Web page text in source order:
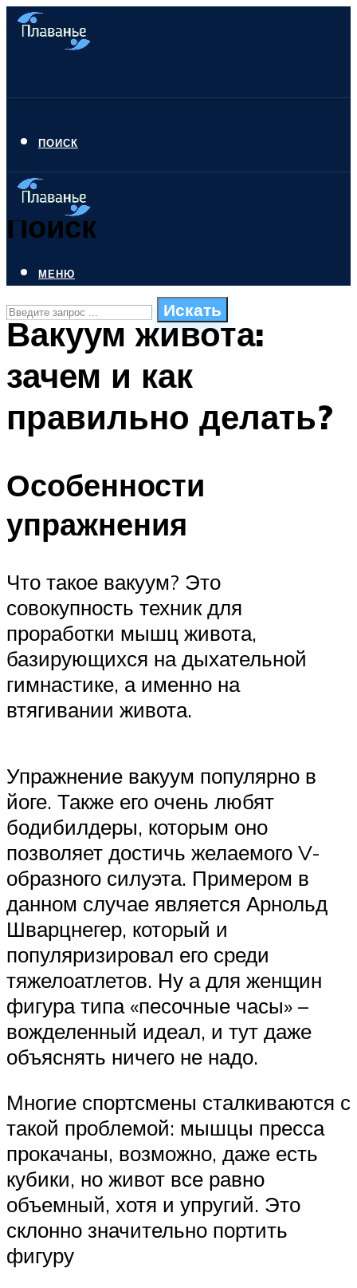
ПОИСК
Поиск
Искать
СТИЛИ ПЛАВАНЬЯ
ПЛАВАНЬЕ ДЛЯ ДЕТЕЙ
БАССЕЙН ДЛЯ ДОМА
МЕНЮ
МЕНЮ
Вакуум живота:
зачем и как
правильно делать?
Особенности
упражнения
Что такое вакуум? Это
совокупность техник для
проработки мышц живота,
базирующихся на дыхательной
гимнастике, а именно на
втягивании живота.
Упражнение вакуум популярно в
йоге. Также его очень любят
бодибилдеры, которым оно
позволяет достичь желаемого V-
образного силуэта. Примером в
данном случае является Арнольд
Шварцнегер, который и
популяризировал его среди
тяжелоатлетов. Ну а для женщин
фигура типа «песочные часы» –
вожделенный идеал, и тут даже
объяснять ничего не надо.
Многие спортсмены сталкиваются с
такой проблемой: мышцы пресса
прокачаны, возможно, даже есть
кубики, но живот все равно
объемный, хотя и упругий. Это
склонно значительно портить
фигуру